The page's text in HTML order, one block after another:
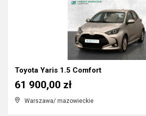
Toyota Yaris 1.5 Comfort
Warszawa/ mazowieckie
61 900,00 zł